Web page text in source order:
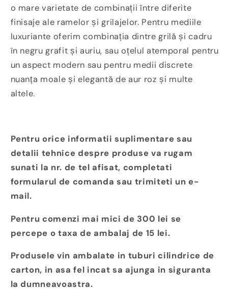
o mare varietate de combinații între diferite
finisaje ale ramelor și grilajelor. Pentru mediile
luxuriante oferim combinația dintre grilă și cadru
în negru grafit și auriu, sau oțelul atemporal pentru
un aspect modern sau pentru medii discrete
nuanța moale și elegantă de aur roz și multe
altele.
Pentru orice informatii suplimentare sau
detalii tehnice despre produse va rugam
sunati la nr. de tel afisat, completati
formularul de comanda sau trimiteti un e-
mail.
Pentru comenzi mai mici de 300 lei se
percepe o taxa de ambalaj de 15 lei.
Produsele vin ambalate in tuburi cilindrice de
carton, in asa fel incat sa ajunga in siguranta
la dumneavoastra.